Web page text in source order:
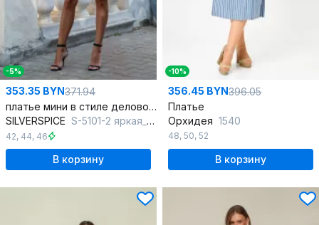
-5%
353.35 BYN371.94
платье мини в стиле деловой жакет с пуговицами
SILVERSPICE S-5101-2 яркая_морковь
42, 44, 46
В корзину
-10%
356.45 BYN396.05
Платье
Орхидея 1540
48, 50, 52
В корзину